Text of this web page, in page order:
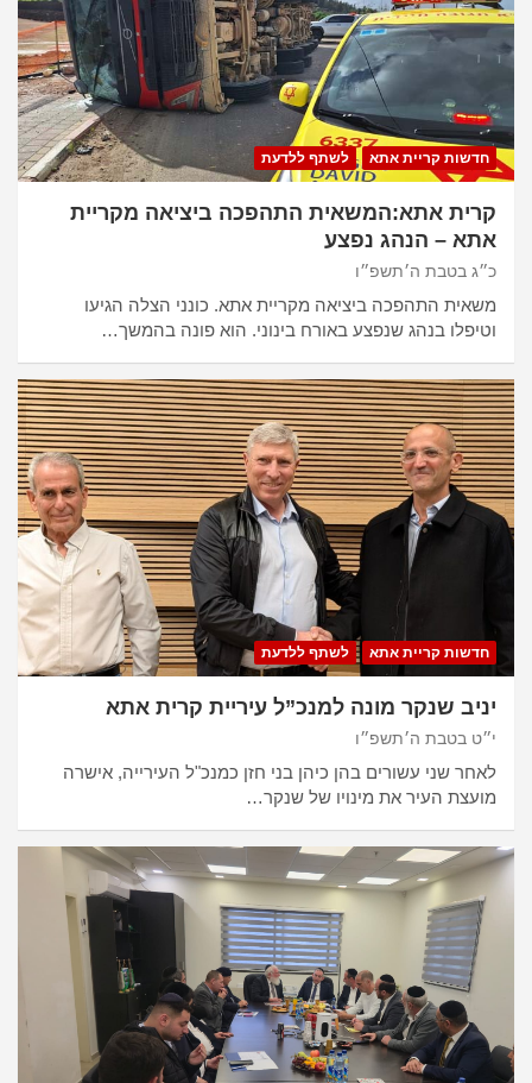
חדשות קריית אתא לשתף ללדעת
קרית אתא:המשאית התהפכה ביציאה מקריית
אתא – הנהג נפצע
כ״ג בטבת ה׳תשפ״ו
משאית התהפכה ביציאה מקריית אתא. כונני הצלה הגיעו
וטיפלו בנהג שנפצע באורח בינוני. הוא פונה בהמשך…
חדשות קריית אתא לשתף ללדעת
יניב שנקר מונה למנכ”ל עיריית קרית אתא
י״ט בטבת ה׳תשפ״ו
לאחר שני עשורים בהן כיהן בני חזן כמנכ"ל העירייה, אישרה
מועצת העיר את מינויו של שנקר…